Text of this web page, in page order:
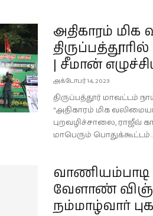
அதிகாரம்
| சீமான்
அக்டோபர் 14, 2023
திருப்பத்தூர் மாவட்டம்
"அதிகாரம் மிக
புறவழிச்சாலை, ராஜீவ்
மாபெரும் பொதுக்கூட்டம்...
வேளாண்
நம்மாழ்வார்